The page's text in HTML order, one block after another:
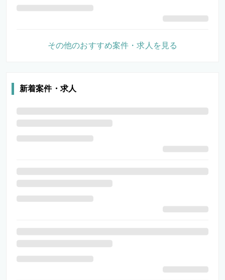
その他のおすすめ案件・求人を見る
新着案件・求人